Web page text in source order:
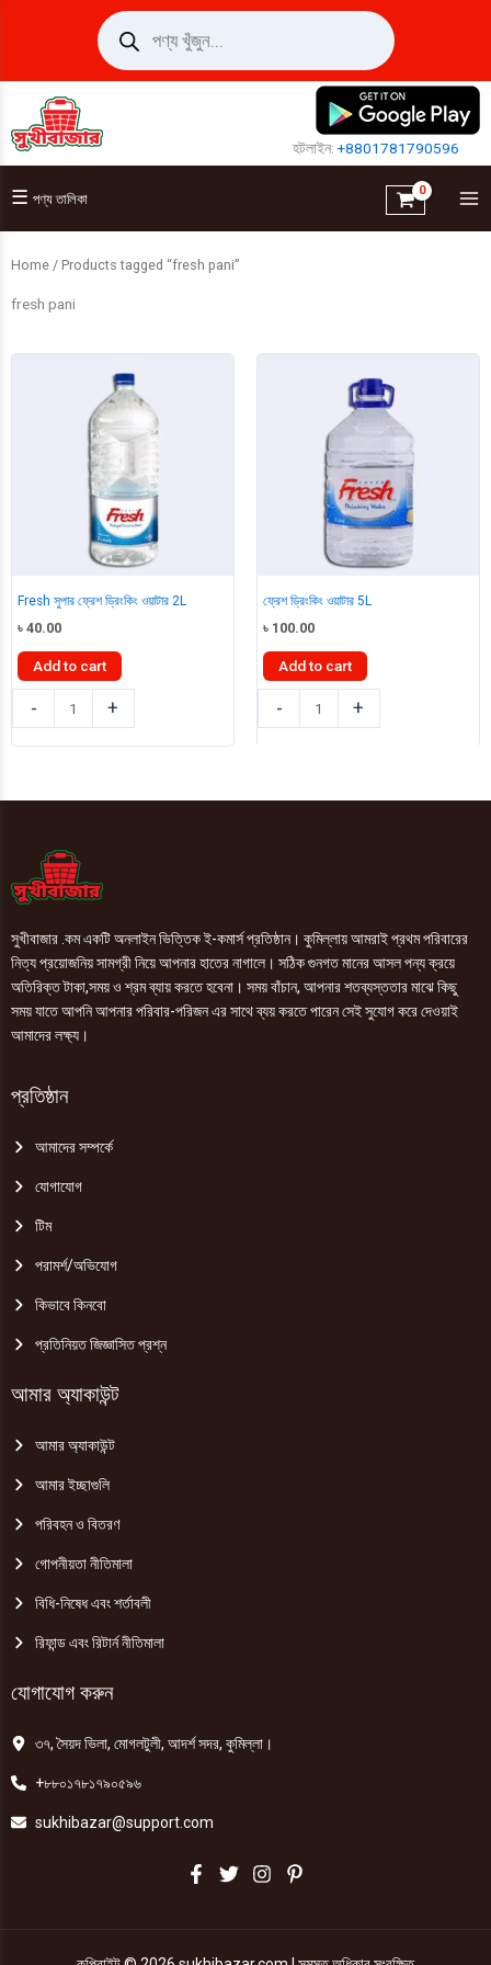
Products
search
হটলাইন:+8801781790596
☰ পণ্য তালিকা
Home / Products tagged “fresh pani”
fresh pani
Fresh সুপার ফ্রেশ ড্রিংকিং ওয়াটার 2L
৳ 40.00
Add to cart
-
সুপার
ফ্রেশ
+
ফ্রেশ ড্রিংকিং ওয়াটার 5L
৳ 100.00
Add to cart
-
ড্রিংকিং
ওয়াটার
+
সুখীবাজার .কম একটি অনলাইন ভিত্তিক ই-কমার্স প্রতিষ্ঠান। কুমিল্লায় আমরাই প্রথম পরিবারের
নিত্য প্রয়োজনিয় সামগ্রী নিয়ে আপনার হাতের নাগালে। সঠিক গুনগত মানের আসল পন্য ক্রয়ে
অতিরিক্ত টাকা,সময় ও শ্রম ব্যায় করতে হবেনা। সময় বাঁচান, আপনার শতব্যস্ততার মাঝে কিছু
সময় যাতে আপনি আপনার পরিবার-পরিজন এর সাথে ব্যয় করতে পারেন সেই সুযোগ করে দেওয়াই
আমাদের লক্ষ্য।
প্রতিষ্ঠান
আমাদের সম্পর্কে
যোগাযোগ
টিম
পরামর্শ/অভিযোগ
কিভাবে কিনবো
প্রতিনিয়ত জিজ্ঞাসিত প্রশ্ন
আমার অ্যাকাউন্ট
আমার অ্যাকাউন্ট
আমার ইচ্ছাগুলি
পরিবহন ও বিতরণ
গোপনীয়তা নীতিমালা
বিধি-নিষেধ এবং শর্তাবলী
রিফান্ড এবং রিটার্ন নীতিমালা
যোগাযোগ করুন
৩৭, সৈয়দ ভিলা, মোগলটুলী, আদর্শ সদর, কুমিল্লা।
+৮৮০১৭৮১৭৯০৫৯৬
sukhibazar@support.com